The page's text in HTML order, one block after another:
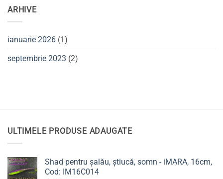
ARHIVE
ianuarie 2026 (1)
septembrie 2023 (2)
ULTIMELE PRODUSE ADAUGATE
Shad pentru șalău, știucă, somn - iMARA, 16cm,
Cod: IM16C014